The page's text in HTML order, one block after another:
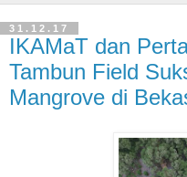
31.12.17
IKAMaT dan
Tambun Field
Mangrove di